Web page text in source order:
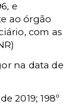
e
ao órgão
com as
na data de
2019; 198º